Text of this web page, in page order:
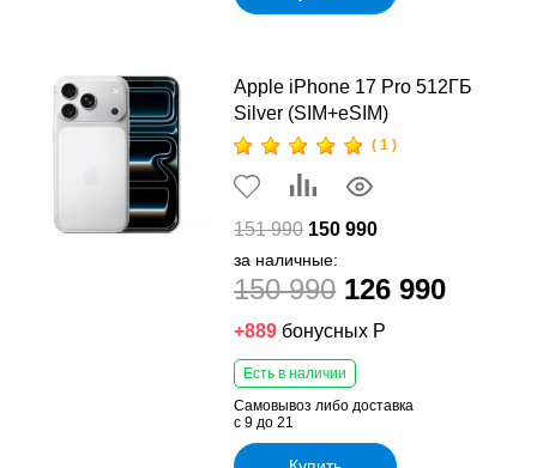
Apple iPhone 17 Pro 512ГБ
Silver (SIM+eSIM)
( 1 )
151 990 150 990
за наличные:
150 990 126 990
+889 бонусных Р
Есть в наличии
Самовывоз либо доставка
с 9 до 21